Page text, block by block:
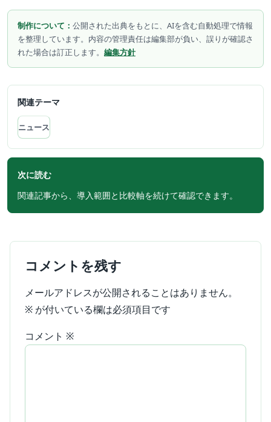
制作について： 公開された出典をもとに、AIを含む自動処理で情報
を整理しています。内容の管理責任は編集部が負い、誤りが確認さ
れた場合は訂正します。 編集方針
関連テーマ
ニュース
次に読む
関連記事から、導入範囲と比較軸を続けて確認できます。
コメントを残す
メールアドレスが公開されることはありません。
※ が付いている欄は必須項目です
コメント ※